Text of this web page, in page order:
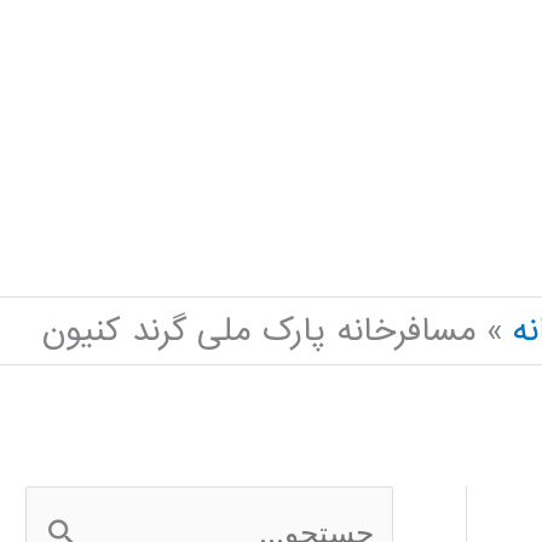
مسافرخانه پارک ملی گرند کنیون